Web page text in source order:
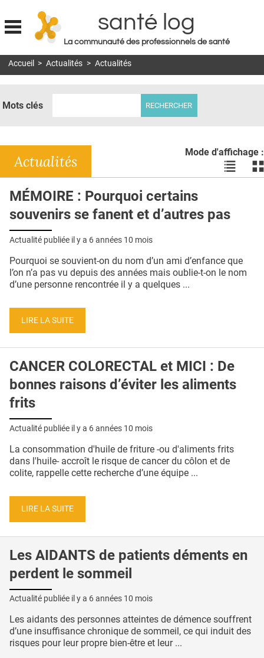
Jump to navigation
santé log
La communauté des professionnels de santé
MON COMPTE
DOSSIERS
RÉSEAUX
E-REVUE SAD
QUI SOMMES-NOUS ?
CONDITIONS GÉNÉRALES
CRÉDITS
Accueil > Actualités > Actualités
Mots clés
Mode d'affichage :
Voir
les
liste
les
Actualités
MÉMOIRE : Pourquoi certains
souvenirs se fanent et d’autres pas
Actualité publiée il y a 6 années 10 mois
Pourquoi se souvient-on du nom d’un ami d’enfance que
l’on n’a pas vu depuis des années mais oublie-t-on le nom
d’une personne rencontrée il y a quelques ...
LIRE LA SUITE
CANCER COLORECTAL et MICI : De
bonnes raisons d’éviter les aliments
frits
Actualité publiée il y a 6 années 10 mois
La consommation d'huile de friture -ou d'aliments frits
dans l'huile- accroît le risque de cancer du côlon et de
colite, rappelle cette recherche d’une équipe ...
LIRE LA SUITE
Les AIDANTS de patients déments en
perdent le sommeil
Actualité publiée il y a 6 années 10 mois
Les aidants des personnes atteintes de démence souffrent
d’une insuffisance chronique de sommeil, ce qui induit des
risques pour leur propre bien-être et leur ...